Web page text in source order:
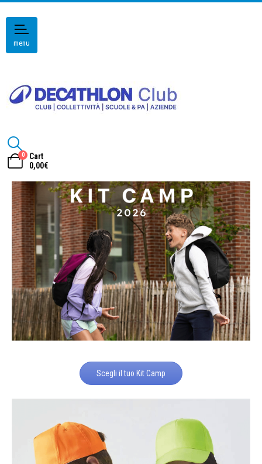
menu
0
Cart
0,00€
Scegli il tuo Kit Camp